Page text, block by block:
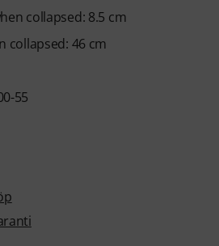
collapsed: 8.5 cm
collapsed: 46 cm
55